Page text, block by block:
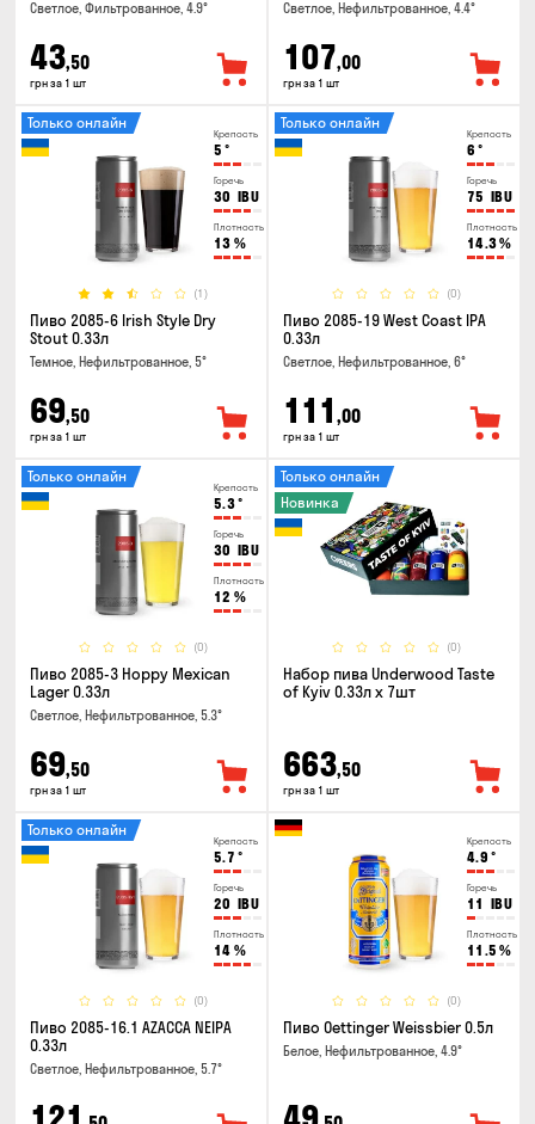
Светлое, Фильтрованное, 4.9°
43,50
грн за 1 шт
Светлое, Нефильтрованное, 4.4°
107,00
грн за 1 шт
Крепость
5 °
Горечь
30 IBU
Плотность
13 %
(1)
Только онлайн
Пиво 2085-6 Irish Style Dry
Stout 0.33л
Темное, Нефильтрованное, 5°
69,50
грн за 1 шт
Крепость
6 °
Горечь
75 IBU
Плотность
14.3%
(0)
Только онлайн
Пиво 2085-19 West Coast IPA
0.33л
Светлое, Нефильтрованное, 6°
111 ,00
грн за 1 шт
Крепость
5.3°
Горечь
30 IBU
Плотность
12 %
(0)
Только онлайн
Пиво 2085-3 Hoppy Mexican
Lager 0.33л
Светлое, Нефильтрованное, 5.3°
69,50
грн за 1 шт
(0)
Только онлайн
Новинка
Набор пива Underwood Taste
of Kyiv 0.33л x 7шт
663,50
грн за 1 шт
Крепость
5.7 °
Горечь
20 IBU
Плотность
14 %
(0)
Только онлайн
Пиво 2085-16.1 AZACCA NEIPA
0.33л
Светлое, Нефильтрованное, 5.7°
Крепость
4.9 °
Горечь
11 IBU
Плотность
11.5 %
(0)
Пиво Oettinger Weissbier 0.5л
Белое, Нефильтрованное, 4.9°